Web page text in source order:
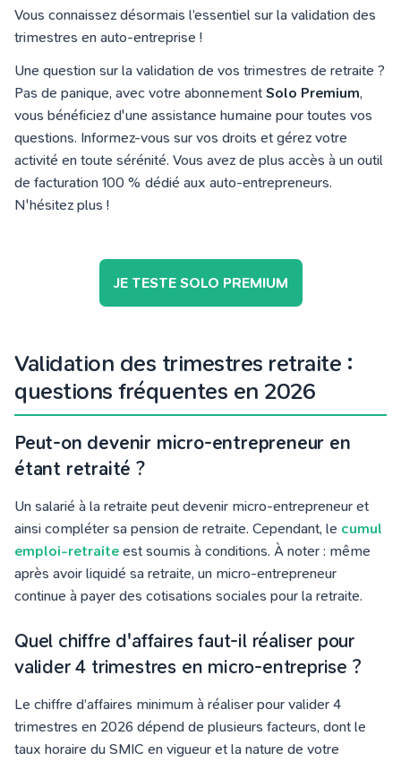
Vous connaissez désormais l’essentiel sur la validation des
trimestres en auto-entreprise !
Une question sur la validation de vos trimestres de retraite ?
Pas de panique, avec votre abonnement Solo Premium,
vous bénéficiez d'une assistance humaine pour toutes vos
questions. Informez-vous sur vos droits et gérez votre
activité en toute sérénité. Vous avez de plus accès à un outil
de facturation 100 % dédié aux auto-entrepreneurs.
N'hésitez plus !
JE TESTE SOLO PREMIUM
Validation des trimestres retraite :
questions fréquentes en 2026
Peut-on devenir micro-entrepreneur en
étant retraité ?
Un salarié à la retraite peut devenir micro-entrepreneur et
ainsi compléter sa pension de retraite. Cependant, le cumul
emploi-retraite est soumis à conditions. À noter : même
après avoir liquidé sa retraite, un micro-entrepreneur
continue à payer des cotisations sociales pour la retraite.
Quel chiffre d'affaires faut-il réaliser pour
valider 4 trimestres en micro-entreprise ?
Le chiffre d’affaires minimum à réaliser pour valider 4
trimestres en 2026 dépend de plusieurs facteurs, dont le
taux horaire du SMIC en vigueur et la nature de votre